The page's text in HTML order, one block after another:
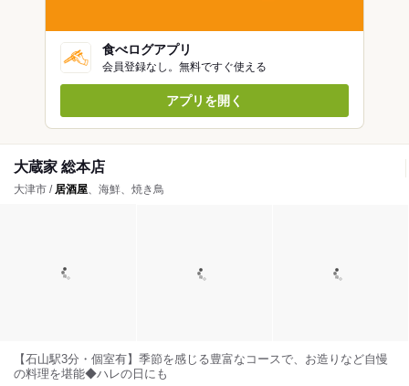
食べログアプリ
会員登録なし。無料ですぐ使える
アプリを開く
大蔵家 総本店
大津市 / 居酒屋、海鮮、焼き鳥
【石山駅3分・個室有】季節を感じる豊富なコースで、お造りなど自慢
の料理を堪能◆ハレの日にも